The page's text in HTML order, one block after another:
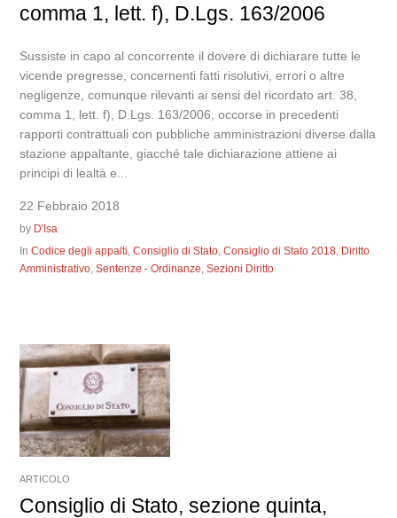
comma 1, lett. f), D.Lgs. 163/2006
Sussiste in capo al concorrente il dovere di dichiarare tutte le
vicende pregresse, concernenti fatti risolutivi, errori o altre
negligenze, comunque rilevanti ai sensi del ricordato art. 38,
comma 1, lett. f), D.Lgs. 163/2006, occorse in precedenti
rapporti contrattuali con pubbliche amministrazioni diverse dalla
stazione appaltante, giacché tale dichiarazione attiene ai
principi di lealtà e...
22 Febbraio 2018
by D'Isa
InCodice degli appalti,Consiglio di Stato,Consiglio di Stato 2018, Diritto
Amministrativo,Sentenze - Ordinanze,Sezioni Diritto
ARTICOLO
Consiglio di Stato, sezione quinta,